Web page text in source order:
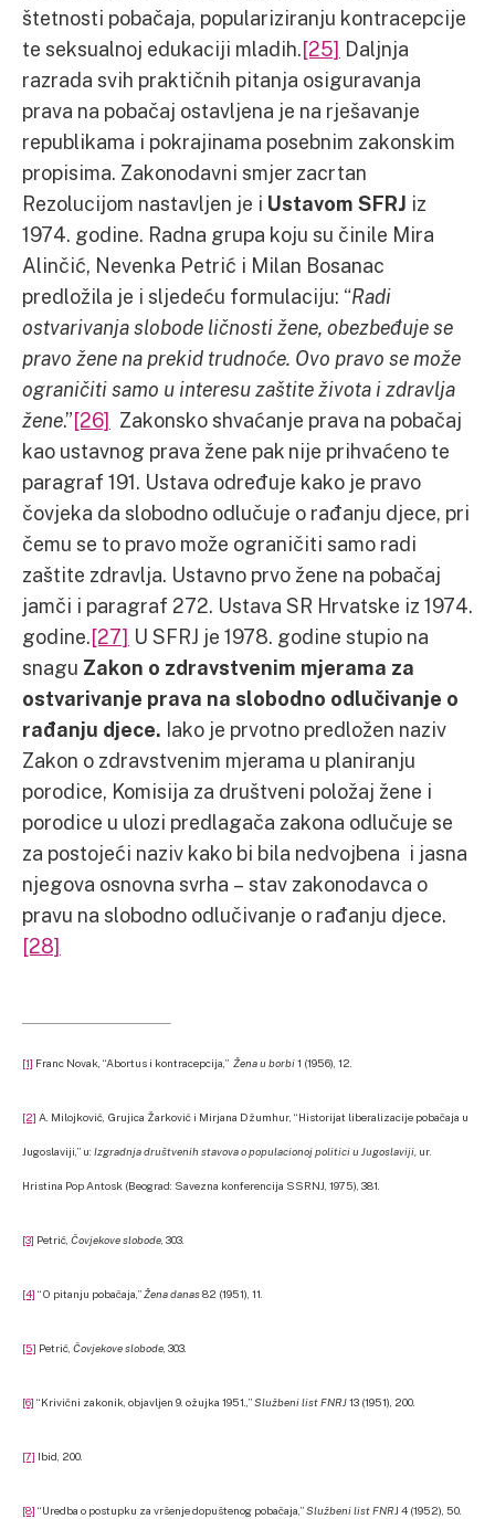
štetnosti pobačaja, populariziranju kontracepcije
te seksualnoj edukaciji mladih.[25] Daljnja
razrada svih praktičnih pitanja osiguravanja
prava na pobačaj ostavljena je na rješavanje
republikama i pokrajinama posebnim zakonskim
propisima. Zakonodavni smjer zacrtan
Rezolucijom nastavljen je i Ustavom SFRJ iz
1974. godine. Radna grupa koju su činile Mira
Alinčić, Nevenka Petrić i Milan Bosanac
predložila je i sljedeću formulaciju: “Radi
ostvarivanja slobode ličnosti žene, obezbeđuje se
pravo žene na prekid trudnoće. Ovo pravo se može
ograničiti samo u interesu zaštite života i zdravlja
žene.”[26] Zakonsko shvaćanje prava na pobačaj
kao ustavnog prava žene pak nije prihvaćeno te
paragraf 191. Ustava određuje kako je pravo
čovjeka da slobodno odlučuje o rađanju djece, pri
čemu se to pravo može ograničiti samo radi
zaštite zdravlja. Ustavno prvo žene na pobačaj
jamči i paragraf 272. Ustava SR Hrvatske iz 1974.
godine.[27] U SFRJ je 1978. godine stupio na
snagu Zakon o zdravstvenim mjerama za
ostvarivanje prava na slobodno odlučivanje o
rađanju djece. Iako je prvotno predložen naziv
Zakon o zdravstvenim mjerama u planiranju
porodice, Komisija za društveni položaj žene i
porodice u ulozi predlagača zakona odlučuje se
za postojeći naziv kako bi bila nedvojbena i jasna
njegova osnovna svrha – stav zakonodavca o
pravu na slobodno odlučivanje o rađanju djece.
[28]
[1] Franc Novak, “Abortus i kontracepcija,” Žena u borbi1 (1956), 12.
[2] A. Milojković, Grujica Žarković i Mirjana Džumhur, “Historijat liberalizacije pobačaja u
Jugoslaviji,” u: Izgradnja društvenih stavova o populacionoj politici u Jugoslaviji, ur.
Hristina Pop Antosk (Beograd: Savezna konferencija SSRNJ, 1975), 381.
[3] Petrić, Čovjekove slobode , 303.
[4] “O pitanju pobačaja,” Žena danas82 (1951), 11.
[5] Petrić, Čovjekove slobode , 303.
[6] “Krivični zakonik, objavljen 9. ožujka 1951.,”Službeni list FNRJ13 (1951), 200.
[7] Ibid, 200.
[8] “Uredba o postupku za vršenje dopuštenog pobačaja,”Službeni list FNRJ 4 (1952), 50.